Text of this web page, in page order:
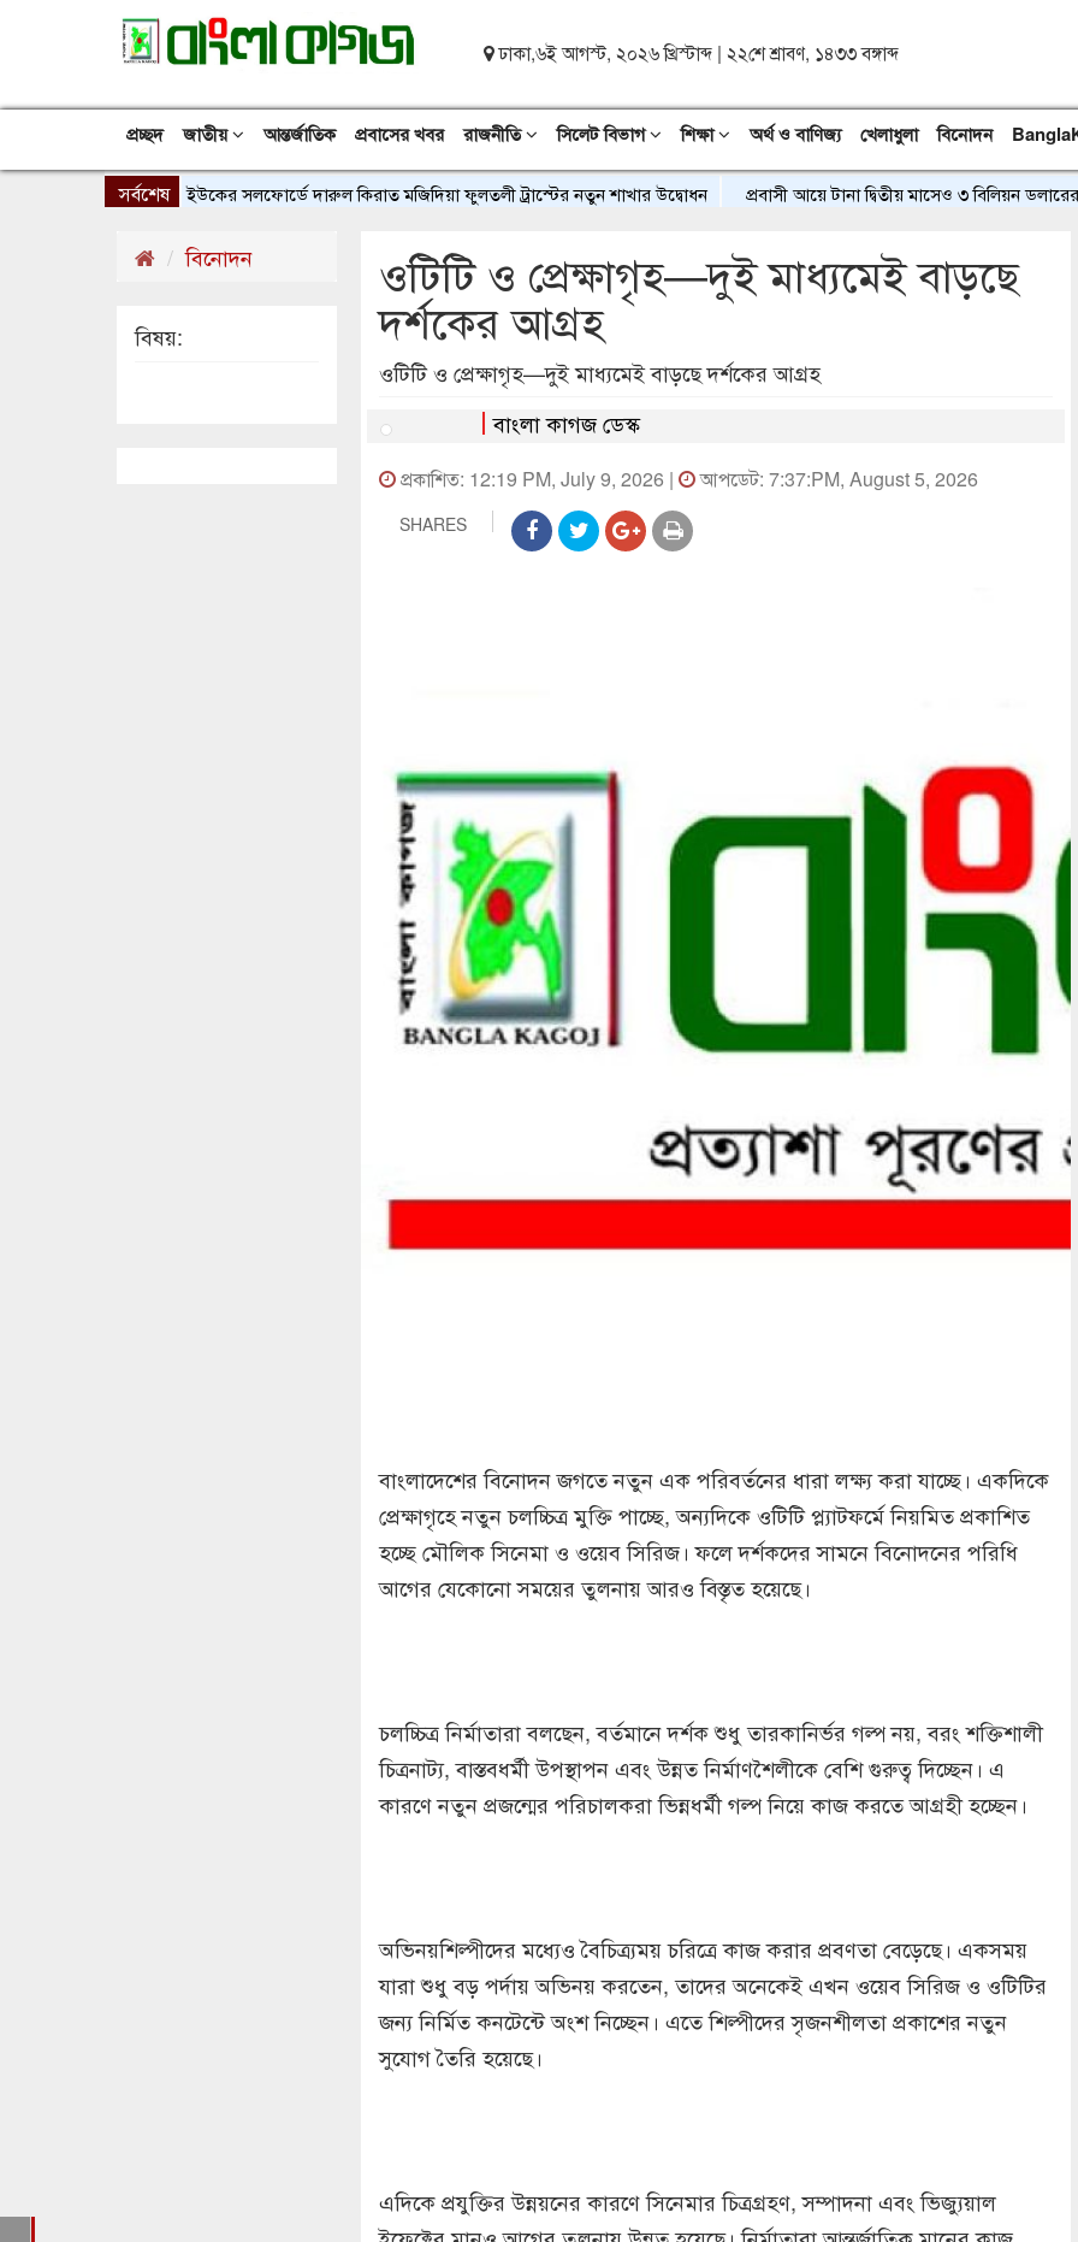
ঢাকা,৬ই আগস্ট, ২০২৬ খ্রিস্টাব্দ | ২২শে শ্রাবণ, ১৪৩৩ বঙ্গাব্দ
প্রচ্ছদ জাতীয় আন্তর্জাতিক প্রবাসের খবর রাজনীতি সিলেট বিভাগ শিক্ষা অর্থ ও বাণিজ্য খেলাধুলা বিনোদন
সর্বশেষ
ইউকের সলফোর্ডে দারুল কিরাত মজিদিয়া ফুলতলী ট্রাস্টের নতুন শাখার উদ্বোধন প্রবাসী আয়ে টানা দ্বিতীয় মাসেও ৩ বিলিয়ন ডলারের নিচে
ওটিটি ও প্রেক্ষাগৃহ—দুই মাধ্যমেই বাড়ছে
দর্শকের আগ্রহ
ওটিটি ও প্রেক্ষাগৃহ—দুই মাধ্যমেই বাড়ছে দর্শকের আগ্রহ
বাংলা কাগজ ডেস্ক
প্রকাশিত: 12:19 PM, July 9, 2026 | আপডেট: 7:37:PM, August 5, 2026
SHARES
বাংলাদেশের বিনোদন জগতে নতুন এক পরিবর্তনের ধারা লক্ষ্য করা যাচ্ছে। একদিকে
প্রেক্ষাগৃহে নতুন চলচ্চিত্র মুক্তি পাচ্ছে, অন্যদিকে ওটিটি প্ল্যাটফর্মে নিয়মিত প্রকাশিত
হচ্ছে মৌলিক সিনেমা ও ওয়েব সিরিজ। ফলে দর্শকদের সামনে বিনোদনের পরিধি
আগের যেকোনো সময়ের তুলনায় আরও বিস্তৃত হয়েছে।
চলচ্চিত্র নির্মাতারা বলছেন, বর্তমানে দর্শক শুধু তারকানির্ভর গল্প নয়, বরং শক্তিশালী
চিত্রনাট্য, বাস্তবধর্মী উপস্থাপন এবং উন্নত নির্মাণশৈলীকে বেশি গুরুত্ব দিচ্ছেন। এ
কারণে নতুন প্রজন্মের পরিচালকরা ভিন্নধর্মী গল্প নিয়ে কাজ করতে আগ্রহী হচ্ছেন।
অভিনয়শিল্পীদের মধ্যেও বৈচিত্র্যময় চরিত্রে কাজ করার প্রবণতা বেড়েছে। একসময়
যারা শুধু বড় পর্দায় অভিনয় করতেন, তাদের অনেকেই এখন ওয়েব সিরিজ ও ওটিটির
জন্য নির্মিত কনটেন্টে অংশ নিচ্ছেন। এতে শিল্পীদের সৃজনশীলতা প্রকাশের নতুন
সুযোগ তৈরি হয়েছে।
এদিকে প্রযুক্তির উন্নয়নের কারণে সিনেমার চিত্রগ্রহণ, সম্পাদনা এবং ভিজ্যুয়াল
বিনোদন
বিষয়: